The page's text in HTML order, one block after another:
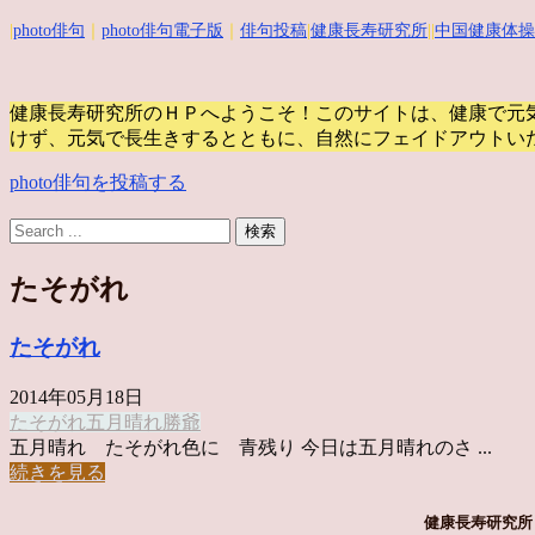
photo俳句 photo俳句電子版 俳句投稿 健康長寿研究所 中国健康体操
健康長寿研究所のＨＰへようこそ！このサイトは、健康で
けず、元気で長生きするとともに、自然にフェイドアウトい
photo俳句を投稿する
たそがれ
たそがれ
2014年05月18日
たそがれ五月晴れ勝爺
五月晴れ たそがれ色に 青残り 今日は五月晴れのさ ...
続きを見る
健康長寿研究